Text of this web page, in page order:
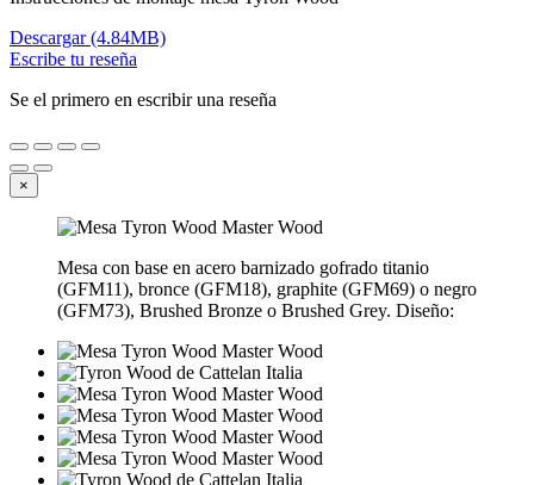
Descargar (4.84MB)
Escribe tu reseña
Se el primero en escribir una reseña
×
Mesa con base en acero barnizado gofrado titanio
(GFM11), bronce (GFM18), graphite (GFM69) o negro
(GFM73), Brushed Bronze o Brushed Grey. Diseño: